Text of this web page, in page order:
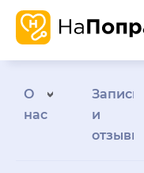
О
нас
Запись
и
отзывы